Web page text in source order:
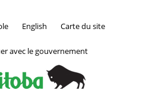
English Carte du site
avec le gouvernement